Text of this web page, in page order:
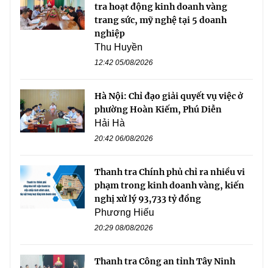
tra hoạt động kinh doanh vàng
trang sức, mỹ nghệ tại 5 doanh
nghiệp
Thu Huyền
12:42 05/08/2026
Hà Nội: Chỉ đạo giải quyết vụ việc ở
phường Hoàn Kiếm, Phú Diễn
Hải Hà
20:42 06/08/2026
Thanh tra Chính phủ chỉ ra nhiều vi
phạm trong kinh doanh vàng, kiến
nghị xử lý 93,733 tỷ đồng
Phương Hiếu
20:29 08/08/2026
Thanh tra Công an tỉnh Tây Ninh